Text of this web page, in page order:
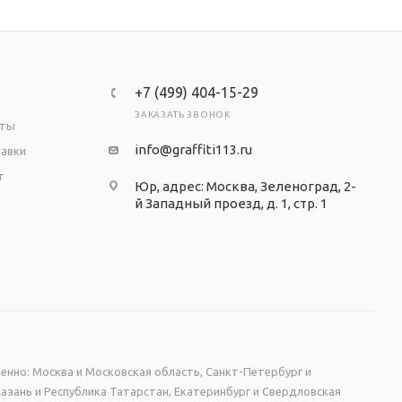
+7 (499) 404-15-29
ЗАКАЗАТЬ ЗВОНОК
info@graffiti113.ru
Юр, адрес: Москва, Зеленоград, 2-
й Западный проезд, д. 1, стр. 1
Москва и Московская область, Санкт-Петербург и
и Республика Татарстан, Екатеринбург и Свердловская